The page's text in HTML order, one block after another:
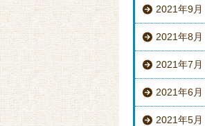
2021年9月
2021年8月
2021年7月
2021年6月
2021年5月